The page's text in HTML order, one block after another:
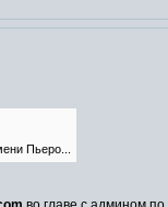
Пьеро...